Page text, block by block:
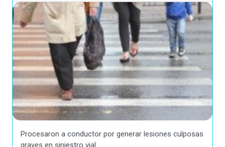
Procesaron a conductor por generar lesiones culposas
graves en siniestro vial